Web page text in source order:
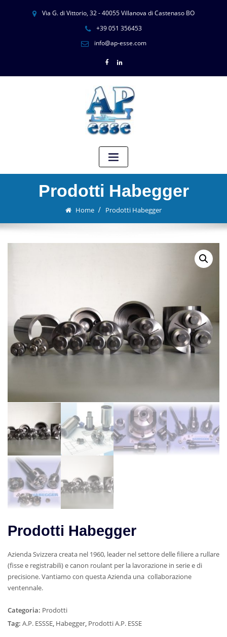
Via G. di Vittorio, 32 - 40055 Villanova di Castenaso BO
+39 051 356453
info@ap-esse.com
Prodotti Habegger
Home Prodotti Habegger
Prodotti Habegger
Azienda Svizzera creata nel 1960, leader nel settore delle filiere a rullare
(fisse e registrabili) e canon roulant per la lavorazione in serie e di
precisione. Vantiamo con questa Azienda una collaborazione
ventennale.
Categoria: Prodotti
Tag: A.P. ESSSE, Habegger, Prodotti A.P. ESSE